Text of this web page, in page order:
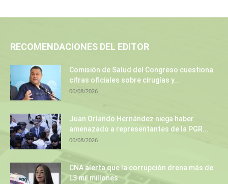
RECOMENDACIONES DEL EDITOR
Comisión de Salud del Congreso cuestiona
cifras oficiales sobre cirugías y...
06/08/2026
Juan Orlando Hernández niega haber
amenazado a representantes de la PGR...
06/08/2026
CNA alerta que la corrupción drena más de
L3 mil millones...